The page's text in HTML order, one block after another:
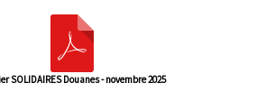
SOLIDAIRES Douanes - novembre 2025